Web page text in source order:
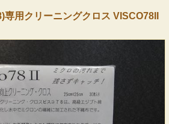
専用クリーニングクロス VISCO78II